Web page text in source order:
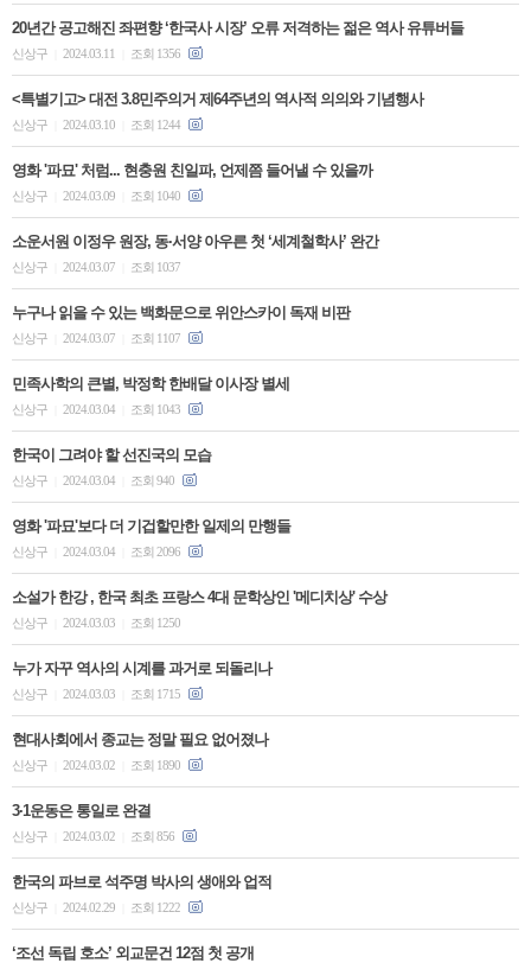
20년간 공고해진 좌편향 ‘한국사 시장’ 오류 저격하는 젊은 역사 유튜버들
신상구 2024.03.11 조회 1356
<특별기고> 대전 3.8민주의거 제64주년의 역사적 의의와 기념행사
신상구 2024.03.10 조회 1244
영화 '파묘' 처럼... 현충원 친일파, 언제쯤 들어낼 수 있을까
신상구 2024.03.09 조회 1040
소운서원 이정우 원장, 동·서양 아우른 첫 ‘세계철학사’ 완간
신상구 2024.03.07 조회 1037
누구나 읽을 수 있는 백화문으로 위안스카이 독재 비판
신상구 2024.03.07 조회 1107
민족사학의 큰별, 박정학 한배달 이사장 별세
신상구 2024.03.04 조회 1043
한국이 그려야 할 선진국의 모습
신상구 2024.03.04 조회 940
영화 '파묘'보다 더 기겁할만한 일제의 만행들
신상구 2024.03.04 조회 2096
소설가 한강 , 한국 최초 프랑스 4대 문학상인 '메디치상' 수상
신상구 2024.03.03 조회 1250
누가 자꾸 역사의 시계를 과거로 되돌리나
신상구 2024.03.03 조회 1715
현대사회에서 종교는 정말 필요 없어졌나
신상구 2024.03.02 조회 1890
3·1운동은 통일로 완결
신상구 2024.03.02 조회 856
한국의 파브로 석주명 박사의 생애와 업적
신상구 2024.02.29 조회 1222
‘조선 독립 호소’ 외교문건 12점 첫 공개